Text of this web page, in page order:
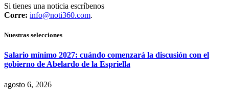
Si tienes una noticia escríbenos
Corre: info@noti360.com.
Nuestras selecciones
Salario mínimo 2027: cuándo comenzará la discusión con el
gobierno de Abelardo de la Espriella
agosto 6, 2026